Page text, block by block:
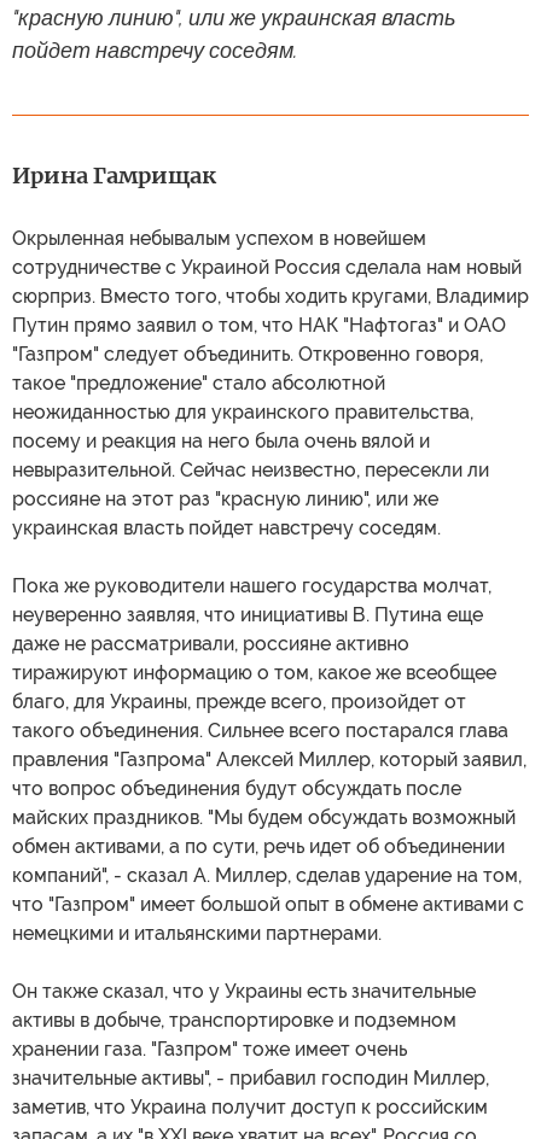
"красную линию", или же украинская власть
пойдет навстречу соседям.
Ирина Гамрищак
Окрыленная небывалым успехом в новейшем
сотрудничестве с Украиной Россия сделала нам новый
сюрприз. Вместо того, чтобы ходить кругами, Владимир
Путин прямо заявил о том, что НАК "Нафтогаз" и ОАО
"Газпром" следует объединить. Откровенно говоря,
такое "предложение" стало абсолютной
неожиданностью для украинского правительства,
посему и реакция на него была очень вялой и
невыразительной. Сейчас неизвестно, пересекли ли
россияне на этот раз "красную линию", или же
украинская власть пойдет навстречу соседям.
Пока же руководители нашего государства молчат,
неуверенно заявляя, что инициативы В. Путина еще
даже не рассматривали, россияне активно
тиражируют информацию о том, какое же всеобщее
благо, для Украины, прежде всего, произойдет от
такого объединения. Сильнее всего постарался глава
правления "Газпрома" Алексей Миллер, который заявил,
что вопрос объединения будут обсуждать после
майских праздников. "Мы будем обсуждать возможный
обмен активами, а по сути, речь идет об объединении
компаний", - сказал А. Миллер, сделав ударение на том,
что "Газпром" имеет большой опыт в обмене активами с
немецкими и итальянскими партнерами.
Он также сказал, что у Украины есть значительные
активы в добыче, транспортировке и подземном
хранении газа. "Газпром" тоже имеет очень
значительные активы", - прибавил господин Миллер,
заметив, что Украина получит доступ к российским